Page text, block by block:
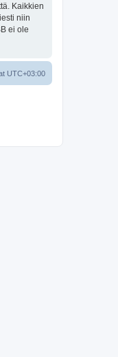
Kaikkien
niin
ei ole
UTC+03:00